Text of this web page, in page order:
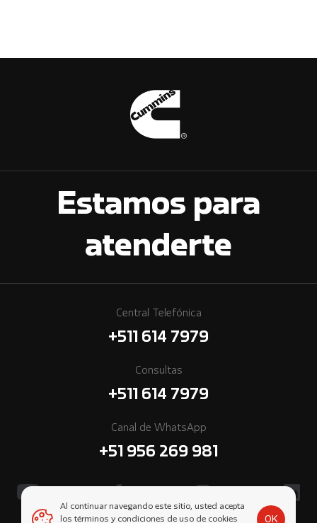
Estamos para
atenderte
Central Telefónica
+511 614 7979
Consultas
+511 614 7979
Canal de WhatsApp
+51 956 269 981
Al continuar navegando este sitio, usted acepta
los términos y condiciones de uso de cookies
OK